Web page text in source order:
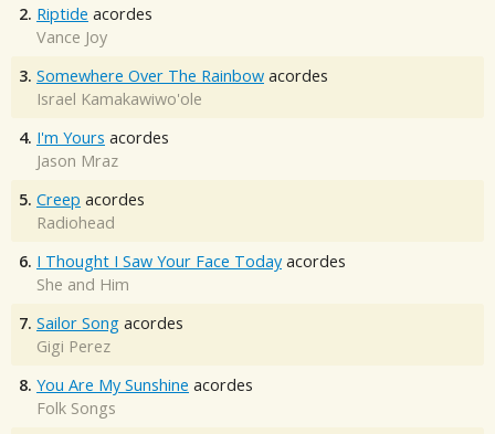
2. Riptide acordes
Vance Joy
3. Somewhere Over The Rainbow acordes
Israel Kamakawiwo'ole
4. I'm Yours acordes
Jason Mraz
5. Creep acordes
Radiohead
6. I Thought I Saw Your Face Today acordes
She and Him
7. Sailor Song acordes
Gigi Perez
8. You Are My Sunshine acordes
Folk Songs